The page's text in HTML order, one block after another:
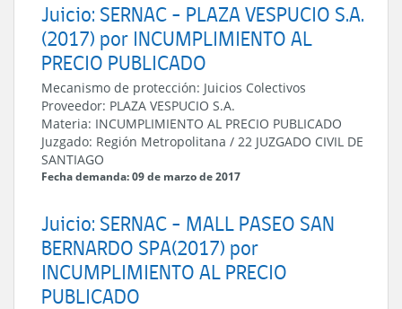
Juicio: SERNAC - PLAZA VESPUCIO S.A.
(2017) por INCUMPLIMIENTO AL
PRECIO PUBLICADO
Mecanismo de protección: Juicios Colectivos
Proveedor: PLAZA VESPUCIO S.A.
Materia: INCUMPLIMIENTO AL PRECIO PUBLICADO
Juzgado: Región Metropolitana / 22 JUZGADO CIVIL DE
SANTIAGO
Fecha demanda: 09 de marzo de 2017
Juicio: SERNAC - MALL PASEO SAN
BERNARDO SPA(2017) por
INCUMPLIMIENTO AL PRECIO
PUBLICADO